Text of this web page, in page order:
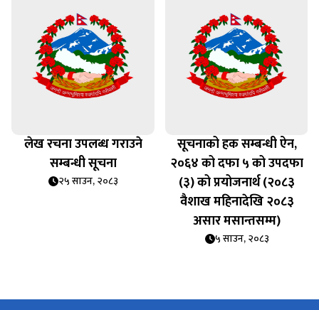
लेख रचना उपलब्ध गराउने
सम्बन्धी सूचना
२५ साउन, २०८३
सूचनाको हक सम्बन्धी ऐन,
२०६४ को दफा ५ को उपदफा
(३) को प्रयोजनार्थ (२०८३
वैशाख महिनादेखि २०८३
असार मसान्तसम्म)
५ साउन, २०८३